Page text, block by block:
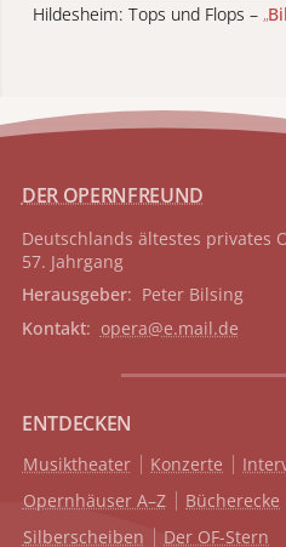
Hildesheim: Tops und Flops – „
DER OPERNFREUND
Deutschlands ältestes privates
57. Jahrgang
Herausgeber: Peter Bilsing
Kontakt: opera@e.mail.de
ENTDECKEN
Musiktheater Konzerte
Opernhäuser A–Z
Bücherecke
Silberscheiben
Der OF-Stern